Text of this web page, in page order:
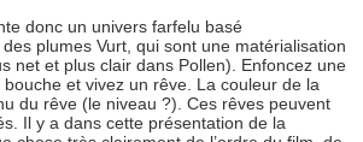
donc un univers farfelu basé
plumes Vurt, qui sont une matérialisation
net et plus clair dans Pollen). Enfoncez une
et vivez un rêve. La couleur de la
du rêve (le niveau ?). Ces rêves peuvent
Il y a dans cette présentation de la